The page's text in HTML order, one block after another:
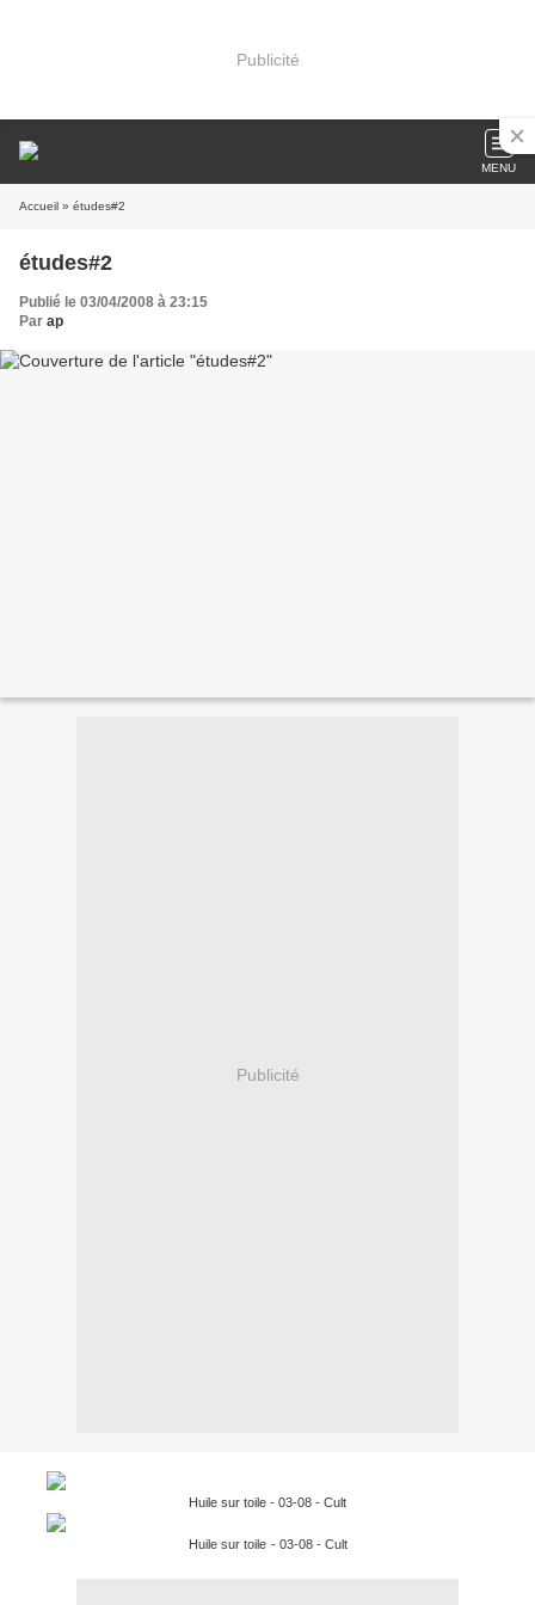
Publicité
MENU
Accueil » études#2
études#2
Publié le 03/04/2008 à 23:15
Par ap
Publicité
Huile sur toile - 03-08 - Cult
Huile sur toile - 03-08 - Cult